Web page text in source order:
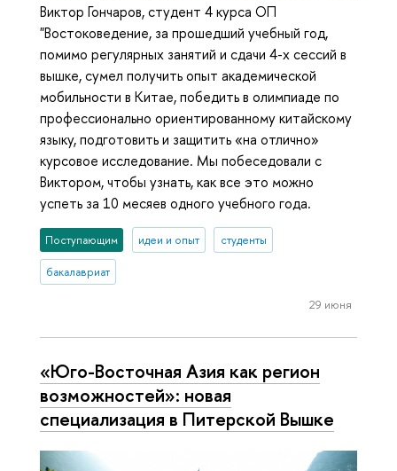
Виктор Гончаров, студент 4 курса ОП
"Востоковедение, за прошедший учебный год,
помимо регулярных занятий и сдачи 4-х сессий в
вышке, сумел получить опыт академической
мобильности в Китае, победить в олимпиаде по
профессионально ориентированному китайскому
языку, подготовить и защитить «на отлично»
курсовое исследование. Мы побеседовали с
Виктором, чтобы узнать, как все это можно
успеть за 10 месяев одного учебного года.
Поступающим идеи и опыт студенты
бакалавриат
29 июня
«Юго-Восточная Азия как регион
возможностей»: новая
специализация в Питерской Вышке